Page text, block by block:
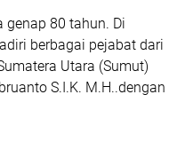
genap 80 tahun. Di
berbagai pejabat dari
Utara (Sumut)
S.I.K. M.H..dengan